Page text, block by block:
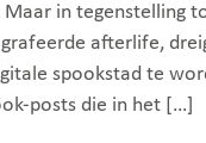
in tegenstelling
afterlife,
spookstad te
posts die in het […]